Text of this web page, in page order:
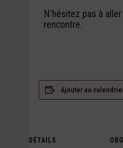
N’hésitez pas à
rencontre.
Ajouter au
DÉTAILS